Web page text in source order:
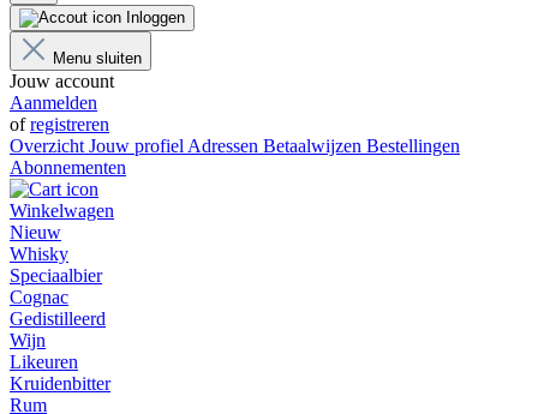
Inloggen
Menu sluiten
Jouw account
Aanmelden
ofregistreren
Overzicht Jouw profiel Adressen Betaalwijzen Bestellingen
Abonnementen
Winkelwagen
Nieuw
Whisky
Speciaalbier
Cognac
Gedistilleerd
Wijn
Likeuren
Kruidenbitter
Rum